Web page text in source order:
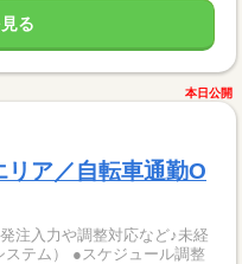
る
本日公開
ア／自転車通勤O
注入力や調整対応など♪未経
テム） ●スケジュール調整